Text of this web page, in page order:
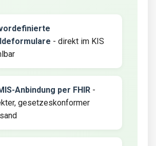
- direkt im KIS
Anbindung per FHIR -
gesetzeskonformer